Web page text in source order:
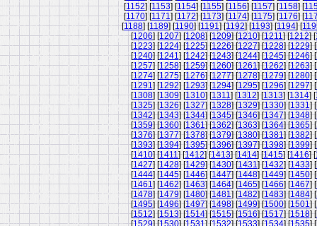
[1152] [1153] [1154] [1155] [1156] [1157] [1158] [
[1170] [1171] [1172] [1173] [1174] [1175] [1176] [
[1188] [1189] [1190] [1191] [1192] [1193] [1194] [
[1206] [1207] [1208] [1209] [1210] [1211] [1212] [
[1223] [1224] [1225] [1226] [1227] [1228] [1229] [
[1240] [1241] [1242] [1243] [1244] [1245] [1246] [
[1257] [1258] [1259] [1260] [1261] [1262] [1263] [
[1274] [1275] [1276] [1277] [1278] [1279] [1280] [
[1291] [1292] [1293] [1294] [1295] [1296] [1297] [
[1308] [1309] [1310] [1311] [1312] [1313] [1314] [
[1325] [1326] [1327] [1328] [1329] [1330] [1331] [
[1342] [1343] [1344] [1345] [1346] [1347] [1348] [
[1359] [1360] [1361] [1362] [1363] [1364] [1365] [
[1376] [1377] [1378] [1379] [1380] [1381] [1382] [
[1393] [1394] [1395] [1396] [1397] [1398] [1399] [
[1410] [1411] [1412] [1413] [1414] [1415] [1416] [
[1427] [1428] [1429] [1430] [1431] [1432] [1433] [
[1444] [1445] [1446] [1447] [1448] [1449] [1450] [
[1461] [1462] [1463] [1464] [1465] [1466] [1467] [
[1478] [1479] [1480] [1481] [1482] [1483] [1484] [
[1495] [1496] [1497] [1498] [1499] [1500] [1501] [
[1512] [1513] [1514] [1515] [1516] [1517] [1518] [
[1529] [1530] [1531] [1532] [1533] [1534] [1535] [